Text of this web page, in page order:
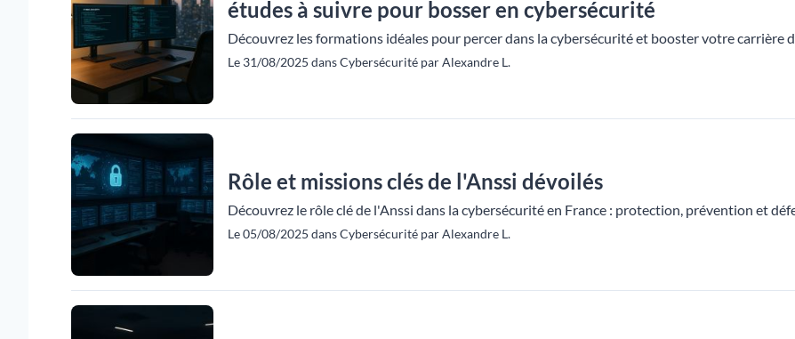
études à suivre pour bosser en cybersécurité
Découvrez les formations idéales pour percer dans la cybersécurité et booster votre carrière
Le 31/08/2025 dans Cybersécurité par Alexandre L.
Rôle et missions clés de l'Anssi dévoilés
Découvrez le rôle clé de l'Anssi dans la cybersécurité en France : protection, prévention et
Le 05/08/2025 dans Cybersécurité par Alexandre L.